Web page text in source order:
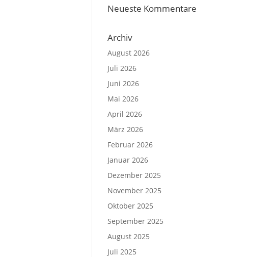
Neueste Kommentare
Archiv
August 2026
Juli 2026
Juni 2026
Mai 2026
April 2026
März 2026
Februar 2026
Januar 2026
Dezember 2025
November 2025
Oktober 2025
September 2025
August 2025
Juli 2025